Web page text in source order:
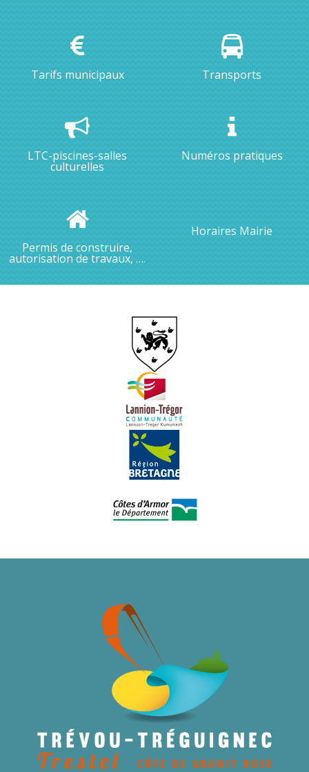
Tarifs municipaux Transports
LTC-piscines-salles
culturelles
Numéros pratiques
Permis de construire,
autorisation de travaux, ….
Horaires Mairie